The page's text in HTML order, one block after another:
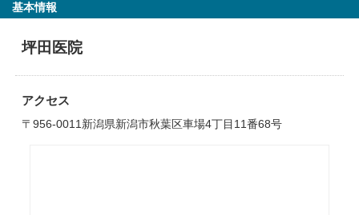
基本情報
坪田医院
アクセス
〒956-0011新潟県新潟市秋葉区車場4丁目11番68号